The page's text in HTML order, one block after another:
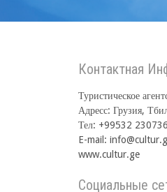
Контактная
Туристическое
Адресс: Грузия,
Тел: +99532
E-mail:
www.cultur.ge
Социальные